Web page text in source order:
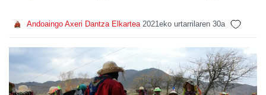
Andoaingo Axeri Dantza Elkartea 2021eko urtarrilaren 30a